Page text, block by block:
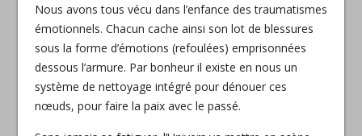
Nous avons tous vécu dans l’enfance des traumatismes
émotionnels. Chacun cache ainsi son lot de blessures
sous la forme d’émotions (refoulées) emprisonnées
dessous l’armure. Par bonheur il existe en nous un
système de nettoyage intégré pour dénouer ces
nœuds, pour faire la paix avec le passé.